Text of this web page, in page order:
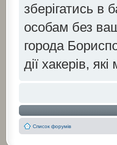
зберігатись в
особам без
города
дії хакерів,
Список форумів